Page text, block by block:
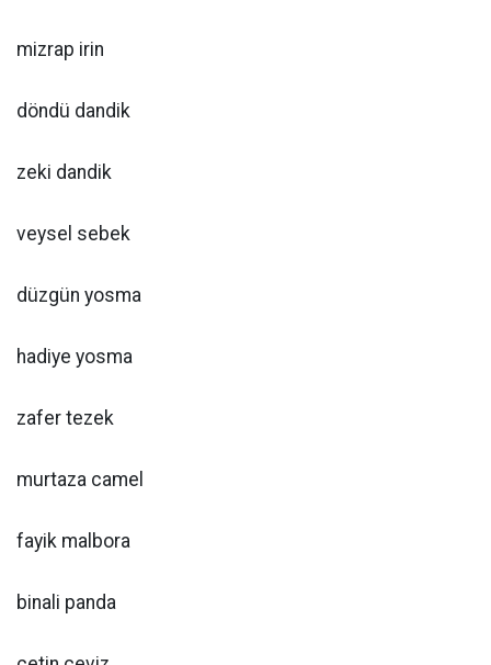
mizrap irin
döndü dandik
zeki dandik
veysel sebek
düzgün yosma
hadiye yosma
zafer tezek
murtaza camel
fayik malbora
binali panda